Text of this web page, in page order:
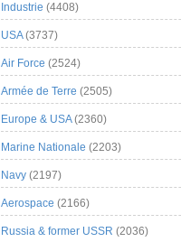
Industrie (4408)
USA(3737)
Air Force (2524)
Armée de Terre (2505)
Europe & USA(2360)
Marine Nationale (2203)
Navy (2197)
Aerospace (2166)
Russia & former USSR (2036)